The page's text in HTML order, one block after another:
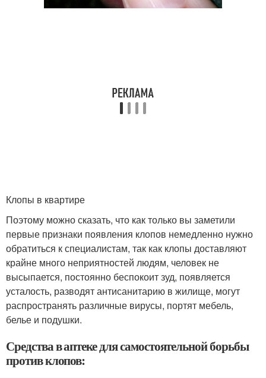
Клопы в квартире
Поэтому можно сказать, что как только вы заметили
первые признаки появления клопов немедленно нужно
обратиться к специалистам, так как клопы доставляют
крайне много неприятностей людям, человек не
высыпается, постоянно беспокоит зуд, появляется
усталость, разводят антисанитарию в жилище, могут
распространять различные вирусы, портят мебель,
белье и подушки.
Средства в аптеке для самостоятельной борьбы
против клопов: